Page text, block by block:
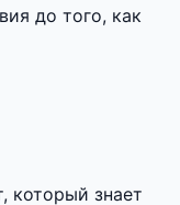
до того, как
который знает